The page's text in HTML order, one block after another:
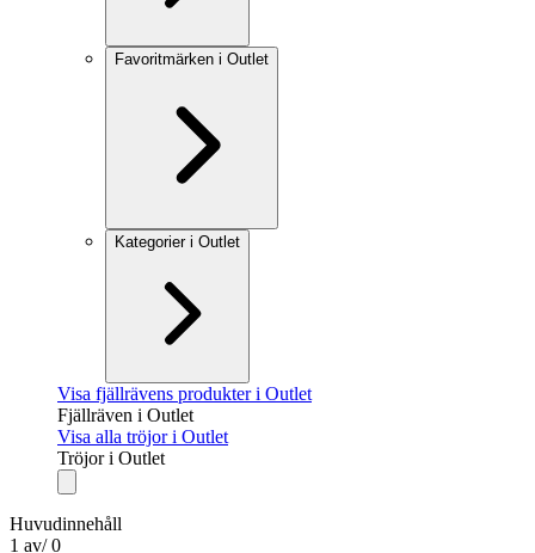
Favoritmärken i Outlet
Kategorier i Outlet
Visa fjällrävens produkter i Outlet
Fjällräven i Outlet
Visa alla tröjor i Outlet
Tröjor i Outlet
Huvudinnehåll
1 av/ 0